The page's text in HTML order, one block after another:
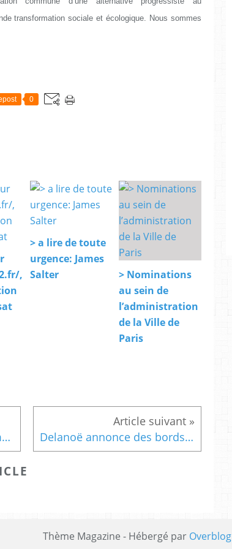
transformation sociale et écologique. Nous sommes
0
,
> a lire de toute
urgence: James
Salter
> Nominations
au sein de
l’administration
de la Ville de
Paris
> Grand Paris: Huchon demande à Fillon le retrait ou la modification du projet Delanoë annonce des bords de Seine rendus aux piétons "dans les deux ans"
Thème Magazine - Hébergé par Overblog